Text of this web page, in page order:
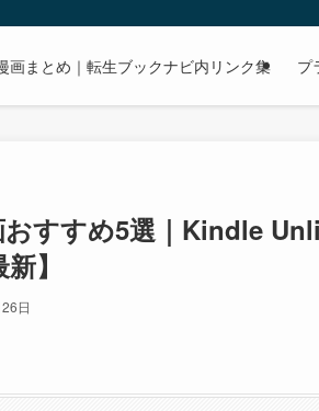
画まとめ｜転生ブックナビ内リンク集 プ
すすめ5選｜Kindle
】
日